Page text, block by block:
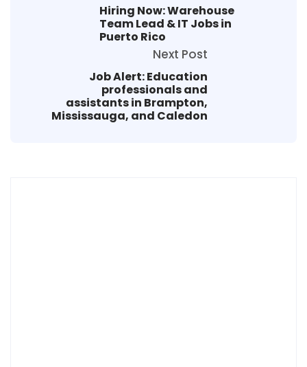
Hiring Now: Warehouse
Team Lead & IT Jobs in
Puerto Rico
Next Post
Job Alert: Education
professionals and
assistants in Brampton,
Mississauga, and Caledon